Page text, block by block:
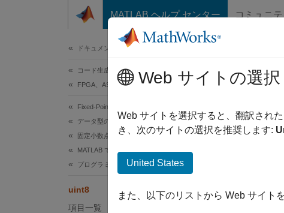
コンテンツへスキップ
MATLAB ヘルプ センター コミュニテ
ドキュメンテーションのホーム
コード生成
FPGA、ASIC、および SoC 開発
Fixed-Point Designer
データ型の調査
固定小数点の指定
MATLAB での固定小数点の指定
プログラミングとデータ型のための関数
uint8
項目一覧
uint8
8 ビット
説明
Web サイトの選択
Web サイトを選択すると、翻訳され
き、次のサイトの選択を推奨します:
United States
また、以下のリストから Web サイト